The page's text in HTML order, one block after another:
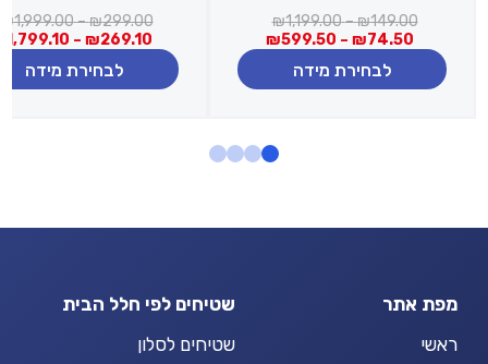
₪149.00
–
₪1,199.00
טווח
מחירים:
⁦₪1,199.00⁩
₪74.50
–
₪599.50
טווח
מחירים:
עד
לבחירת מידה
₪299.00
–
₪1,999.00
₪269.10
–
1,799.10
לבחירת מידה
מפת אתר
ראשי
שטיחים לפי חלל הבית
שטיחים לסלון